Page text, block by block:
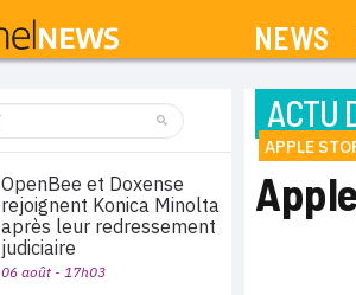
NEWS
ACTU
APPLE
OpenBee et Doxense
rejoignent Konica Minolta
après leur redressement
judiciaire
06 août - 17h03